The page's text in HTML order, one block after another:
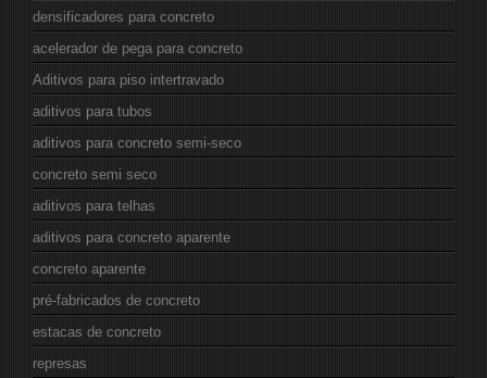
densificadores para concreto
acelerador de pega para concreto
Aditivos para piso intertravado
aditivos para tubos
aditivos para concreto semi-seco
concreto semi seco
aditivos para telhas
aditivos para concreto aparente
concreto aparente
pré-fabricados de concreto
estacas de concreto
represas